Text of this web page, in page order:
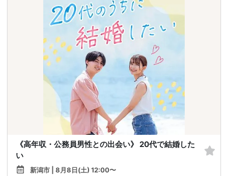
《高年収・公務員男性との出会い》 20代で結婚した
い
新潟市 | 8月8日(土) 12:00〜